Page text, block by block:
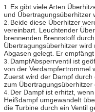
1. Es gibt viele Arten
und Übertragungsüberhitzer
2. Beide diese Überhitzer
vereinbart. Leuchtender
brennenden Brennstoff
Übertragungsüberhitzer
Abgasen gelegt. Er
3. DampfAbsperrventil ist
von der Verdampfertrommel
Zuerst wird der Dampf
zum Übertragungsüberhitzer
4. Der Dampf ist erhitzt,
Heißdampf umgewandelt
die Turbine durch ein Ventil